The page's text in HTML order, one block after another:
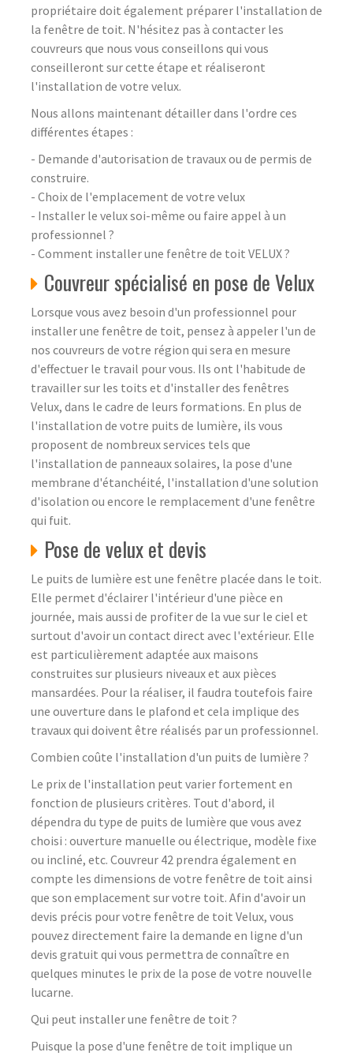
propriétaire doit également préparer l'installation de
la fenêtre de toit. N'hésitez pas à contacter les
couvreurs que nous vous conseillons qui vous
conseilleront sur cette étape et réaliseront
l'installation de votre velux.
Nous allons maintenant détailler dans l'ordre ces
différentes étapes :
- Demande d'autorisation de travaux ou de permis de
construire.
- Choix de l'emplacement de votre velux
- Installer le velux soi-même ou faire appel à un
professionnel ?
- Comment installer une fenêtre de toit VELUX ?
Couvreur spécialisé en pose de Velux
Lorsque vous avez besoin d'un professionnel pour
installer une fenêtre de toit, pensez à appeler l'un de
nos couvreurs de votre région qui sera en mesure
d'effectuer le travail pour vous. Ils ont l'habitude de
travailler sur les toits et d'installer des fenêtres
Velux, dans le cadre de leurs formations. En plus de
l'installation de votre puits de lumière, ils vous
proposent de nombreux services tels que
l'installation de panneaux solaires, la pose d'une
membrane d'étanchéité, l'installation d'une solution
d'isolation ou encore le remplacement d'une fenêtre
qui fuit.
Pose de velux et devis
Le puits de lumière est une fenêtre placée dans le toit.
Elle permet d'éclairer l'intérieur d'une pièce en
journée, mais aussi de profiter de la vue sur le ciel et
surtout d'avoir un contact direct avec l'extérieur. Elle
est particulièrement adaptée aux maisons
construites sur plusieurs niveaux et aux pièces
mansardées. Pour la réaliser, il faudra toutefois faire
une ouverture dans le plafond et cela implique des
travaux qui doivent être réalisés par un professionnel.
Combien coûte l'installation d'un puits de lumière ?
Le prix de l'installation peut varier fortement en
fonction de plusieurs critères. Tout d'abord, il
dépendra du type de puits de lumière que vous avez
choisi : ouverture manuelle ou électrique, modèle fixe
ou incliné, etc. Couvreur 42 prendra également en
compte les dimensions de votre fenêtre de toit ainsi
que son emplacement sur votre toit. Afin d'avoir un
devis précis pour votre fenêtre de toit Velux, vous
pouvez directement faire la demande en ligne d'un
devis gratuit qui vous permettra de connaître en
quelques minutes le prix de la pose de votre nouvelle
lucarne.
Qui peut installer une fenêtre de toit ?
Puisque la pose d'une fenêtre de toit implique un